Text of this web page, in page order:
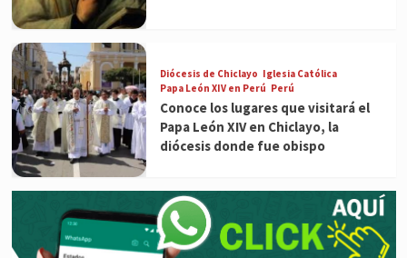
Diócesis de Chiclayo Iglesia Católica
Papa León XIV en Perú Perú
Conoce los lugares que visitará el
Papa León XIV en Chiclayo, la
diócesis donde fue obispo